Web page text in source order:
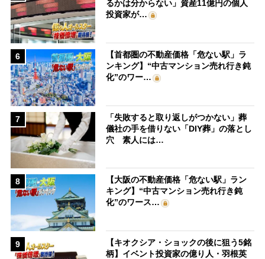
るかは分からない」資産11億円の個人
投資家が…
6
【首都圏の不動産価格「危ない駅」ラ
ンキング】“中古マンション売れ行き鈍
化”のワー…
7
「失敗すると取り返しがつかない」葬
儀社の手を借りない「DIY葬」の落とし
穴 素人には…
8
【大阪の不動産価格「危ない駅」ラン
キング】“中古マンション売れ行き鈍
化”のワース…
9
【キオクシア・ショックの後に狙う5銘
柄】イベント投資家の億り人・羽根英